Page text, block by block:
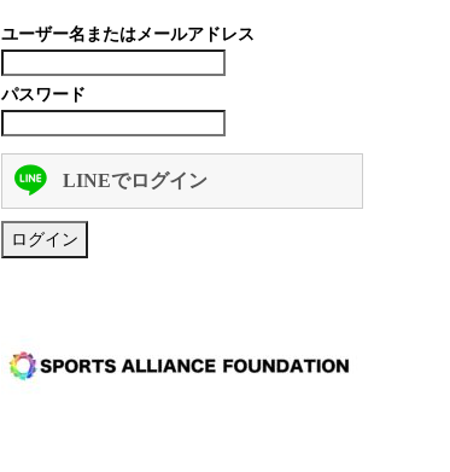
ユーザー名またはメールアドレス
パスワード
LINEでログイン